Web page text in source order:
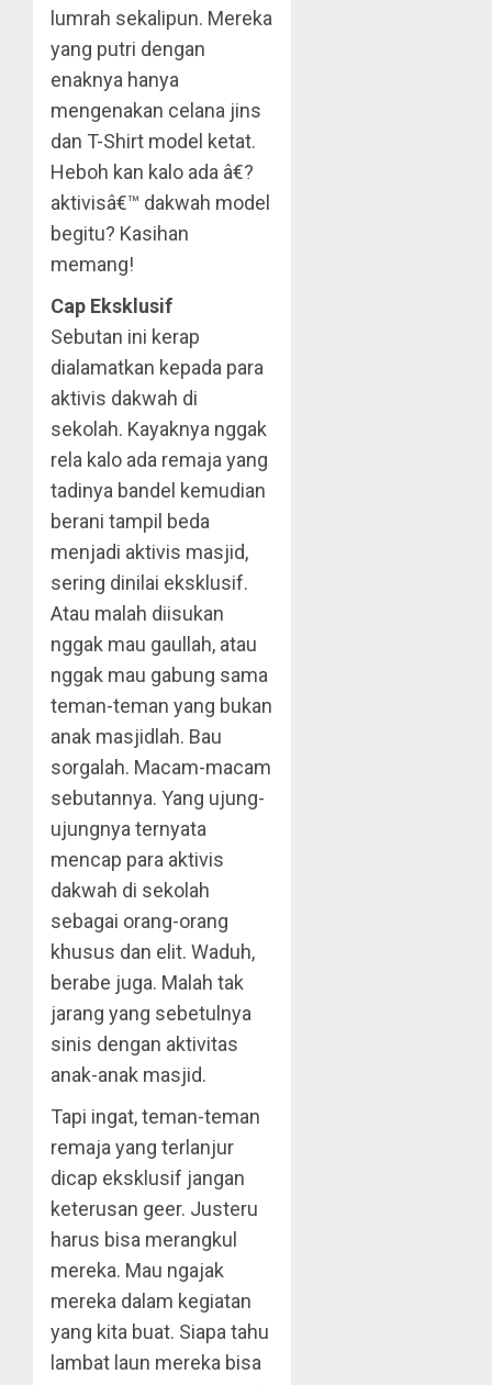
lumrah sekalipun. Mereka
yang putri dengan
enaknya hanya
mengenakan celana jins
dan T-Shirt model ketat.
Heboh kan kalo ada â€?
aktivisâ€™ dakwah model
begitu? Kasihan
memang!
Cap Eksklusif
Sebutan ini kerap
dialamatkan kepada para
aktivis dakwah di
sekolah. Kayaknya nggak
rela kalo ada remaja yang
tadinya bandel kemudian
berani tampil beda
menjadi aktivis masjid,
sering dinilai eksklusif.
Atau malah diisukan
nggak mau gaullah, atau
nggak mau gabung sama
teman-teman yang bukan
anak masjidlah. Bau
sorgalah. Macam-macam
sebutannya. Yang ujung-
ujungnya ternyata
mencap para aktivis
dakwah di sekolah
sebagai orang-orang
khusus dan elit. Waduh,
berabe juga. Malah tak
jarang yang sebetulnya
sinis dengan aktivitas
anak-anak masjid.
Tapi ingat, teman-teman
remaja yang terlanjur
dicap eksklusif jangan
keterusan geer. Justeru
harus bisa merangkul
mereka. Mau ngajak
mereka dalam kegiatan
yang kita buat. Siapa tahu
lambat laun mereka bisa